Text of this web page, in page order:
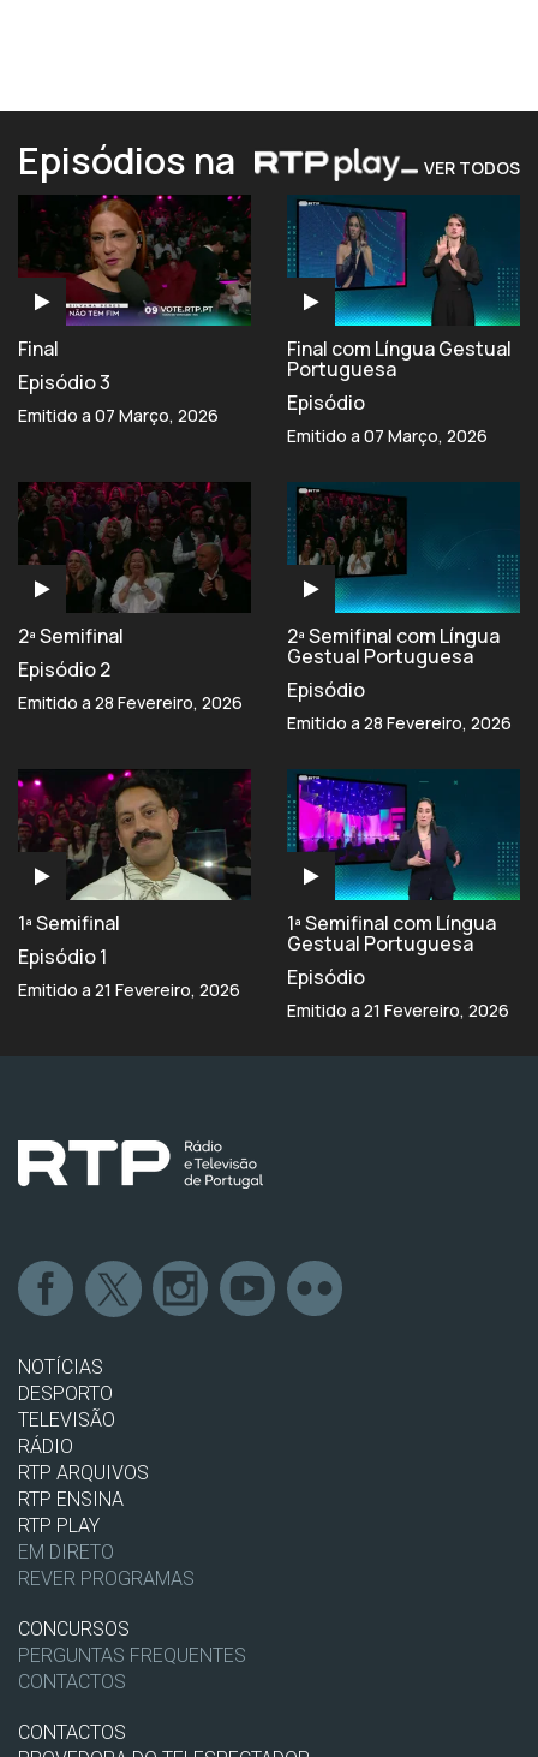
Episódios na VER TODOS
Final
Episódio 3
Emitido a 07 Março, 2026
Final com Língua Gestual
Portuguesa
Episódio
Emitido a 07 Março, 2026
2ª Semifinal
Episódio 2
Emitido a 28 Fevereiro, 2026
2ª Semifinal com Língua
Gestual Portuguesa
Episódio
Emitido a 28 Fevereiro, 2026
1ª Semifinal
Episódio 1
Emitido a 21 Fevereiro, 2026
1ª Semifinal com Língua
Gestual Portuguesa
Episódio
Emitido a 21 Fevereiro, 2026
NOTÍCIAS
DESPORTO
TELEVISÃO
RÁDIO
RTP ARQUIVOS
RTP ENSINA
RTP PLAY
EM DIRETO
REVER PROGRAMAS
CONCURSOS
PERGUNTAS FREQUENTES
CONTACTOS
CONTACTOS